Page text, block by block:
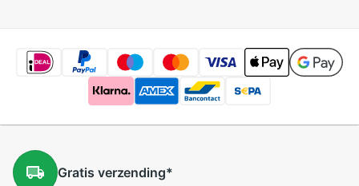
Gratis verzending*